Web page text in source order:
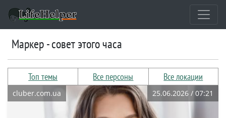
Маркер - совет этого часа
Топ темы Все персоны Все локации
cluber.com.ua 25.06.2026 / 07:21